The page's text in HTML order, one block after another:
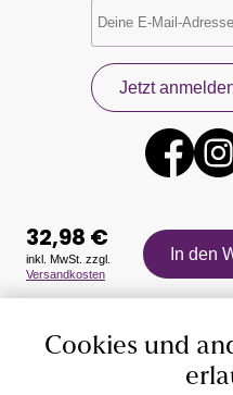
Jetzt
Auszeichnungen
32,98 €
inkl. MwSt. zzgl.
Versandkosten
In den
Cookies und